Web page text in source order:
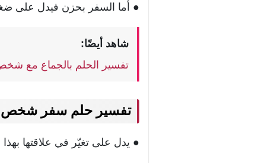
● أما السفر بحزن فيدل على
شاهد أيضًا:
تفسير الحلم بالجماع مع
تفسير حلم سفر شخص
● يدل على تغيّر في علاقتها